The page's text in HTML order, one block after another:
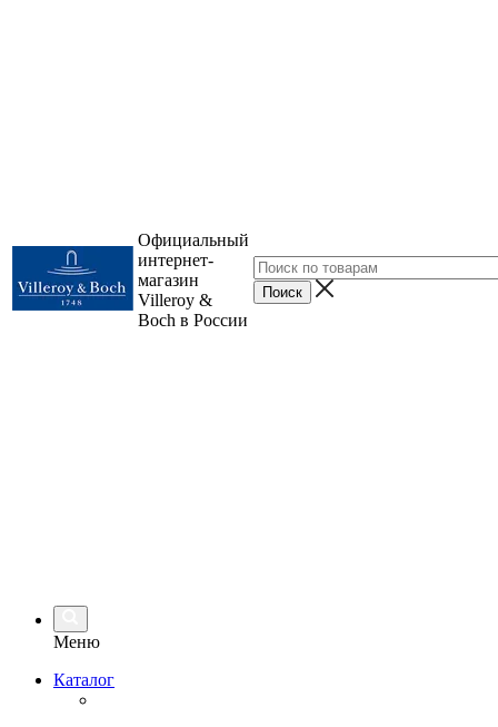
Официальный
интернет-
магазин
Villeroy &
Boch в России
Меню
Каталог